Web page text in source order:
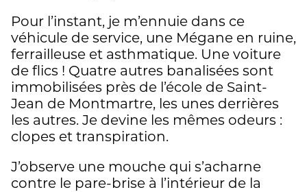
Pour l’instant, je m’ennuie dans ce
véhicule de service, une Mégane en ruine,
ferrailleuse et asthmatique. Une voiture
de flics ! Quatre autres banalisées sont
immobilisées près de l’école de Saint-
Jean de Montmartre, les unes derrières
les autres. Je devine les mêmes odeurs :
clopes et transpiration.
J’observe une mouche qui s’acharne
contre le pare-brise à l’intérieur de la